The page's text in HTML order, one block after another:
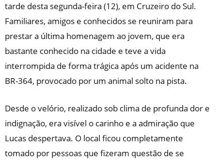
tarde desta segunda-feira (12), em Cruzeiro do Sul.
Familiares, amigos e conhecidos se reuniram para
prestar a última homenagem ao jovem, que era
bastante conhecido na cidade e teve a vida
interrompida de forma trágica após um acidente na
BR-364, provocado por um animal solto na pista.
Desde o velório, realizado sob clima de profunda dor e
indignação, era visível o carinho e a admiração que
Lucas despertava. O local ficou completamente
tomado por pessoas que fizeram questão de se